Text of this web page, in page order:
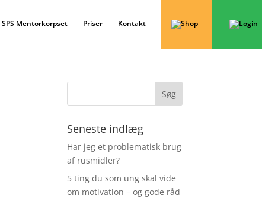
SPS Mentorkorpset Priser Kontakt
Seneste indlæg
Har jeg et problematisk brug
af rusmidler?
5 ting du som ung skal vide
om motivation – og gode råd